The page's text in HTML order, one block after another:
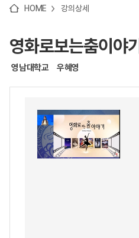
HOME 강의상세
영화로보는춤이야기
영남대학교 우혜영